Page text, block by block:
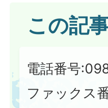
この記
電話番号
ファックス